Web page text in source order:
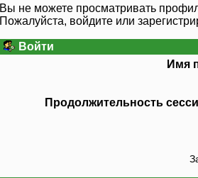
Вы не можете просматривать
Пожалуйста, войдите или
Войти
Имя
Продолжительность